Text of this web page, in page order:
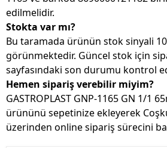
edilmelidir.
Stokta var mı?
Bu taramada ürünün stok sinyali
görünmektedir. Güncel stok için
sayfasındaki son durumu kontrol
Hemen sipariş verebilir miyim?
GASTROPLAST GNP-1165 GN 1/1
ürününü sepetinize ekleyerek
üzerinden online sipariş sürecini